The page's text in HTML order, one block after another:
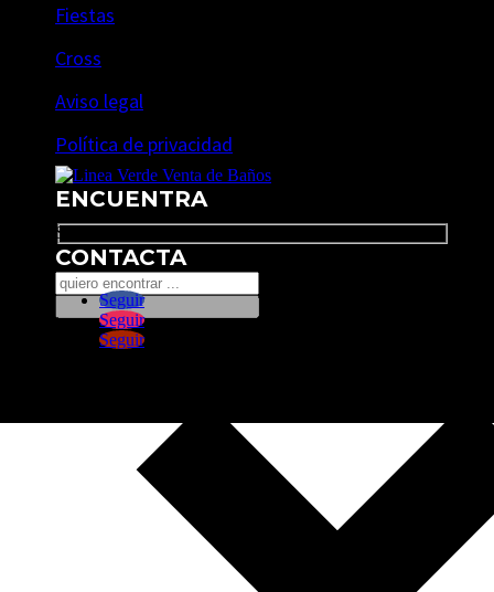
Fiestas
Cross
Aviso legal
Política de privacidad
ENCUENTRA
Search
CONTACTA
Seguir
Seguir
Seguir